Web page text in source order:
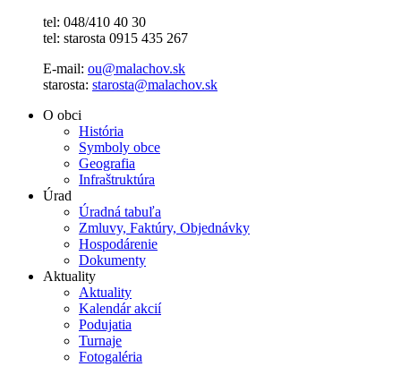
tel: 048/410 40 30
tel: starosta 0915 435 267
E-mail: ou@malachov.sk
starosta: starosta@malachov.sk
O obci
História
Symboly obce
Geografia
Infraštruktúra
Úrad
Úradná tabuľa
Zmluvy, Faktúry, Objednávky
Hospodárenie
Dokumenty
Aktuality
Aktuality
Kalendár akcií
Podujatia
Turnaje
Fotogaléria